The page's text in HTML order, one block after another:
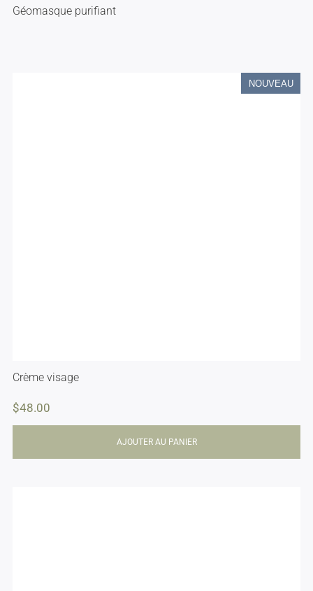
Géomasque purifiant
NOUVEAU
Crème visage
$48.00
AJOUTER AU PANIER